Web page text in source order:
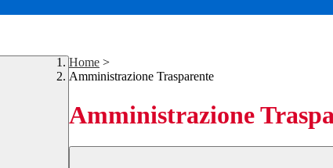
Home >
Amministrazione Trasparente
Amministrazione